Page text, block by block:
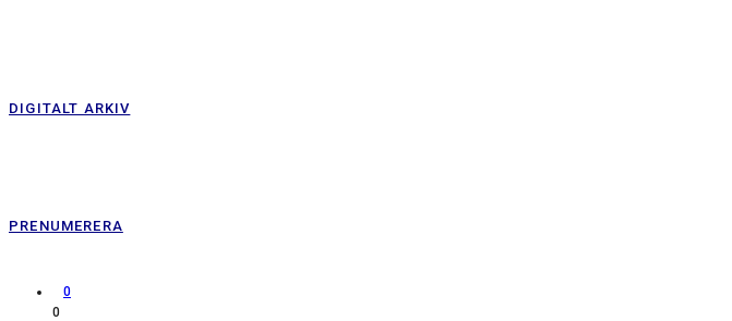
DIGITALT ARKIV
PRENUMERERA
0
0